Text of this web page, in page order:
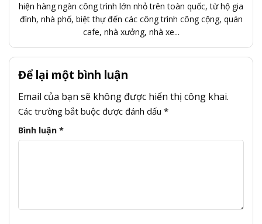
hiện hàng ngàn công trình lớn nhỏ trên toàn quốc, từ hộ gia
đình, nhà phố, biệt thự đến các công trình công cộng, quán
cafe, nhà xưởng, nhà xe...
Để lại một bình luận
Email của bạn sẽ không được hiển thị công khai.
Các trường bắt buộc được đánh dấu *
Bình luận *